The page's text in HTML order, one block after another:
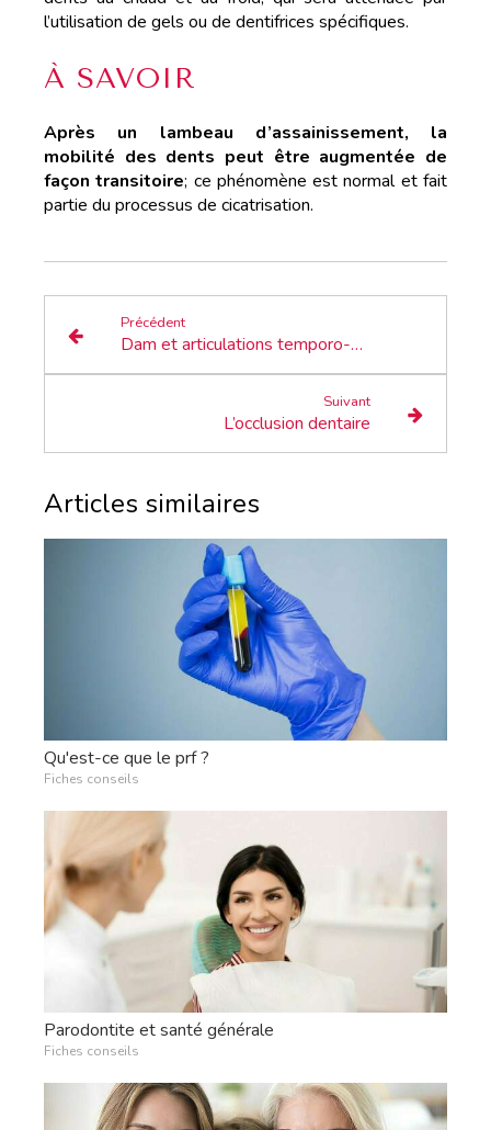
l’utilisation de gels ou de dentifrices spécifiques.
À SAVOIR
Après un lambeau d’assainissement, la
mobilité des dents peut être augmentée de
façon transitoire; ce phénomène est normal et fait
partie du processus de cicatrisation.
Précédent
Dam et articulations temporo-mandibulaires (atm)
Suivant
L’occlusion dentaire
Articles similaires
Qu'est-ce que le prf ?
Fiches conseils
Parodontite et santé générale
Fiches conseils